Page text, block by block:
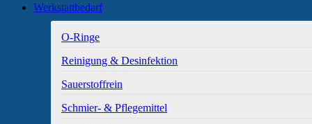
Werkstattbedarf
O-Ringe
Reinigung & Desinfektion
Sauerstoffrein
Schmier- & Pflegemittel